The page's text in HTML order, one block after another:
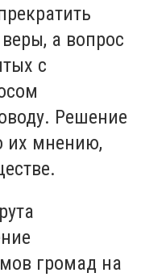
а вопрос
с
Решение
их мнению,
громад на